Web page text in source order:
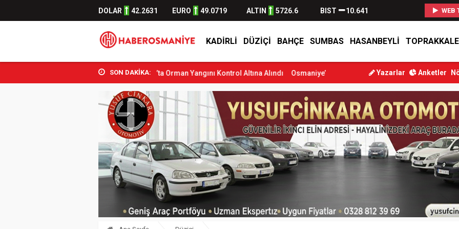
DOLAR 42.2631 EURO 49.0719 ALTIN 5726.6 BIST 10.641 WEB
KADIRLI DÜZIÇI BAHÇE SUMBAS HASANBEYLI TOPRAKKALE
SON DAKİKA:
Sumbas’ta Orman Yangını Kontrol Altına Alındı Osmaniye’de Tren Çarpması: Genç Yaralandı Düziçi’nde Eski
Yazarlar Anketler